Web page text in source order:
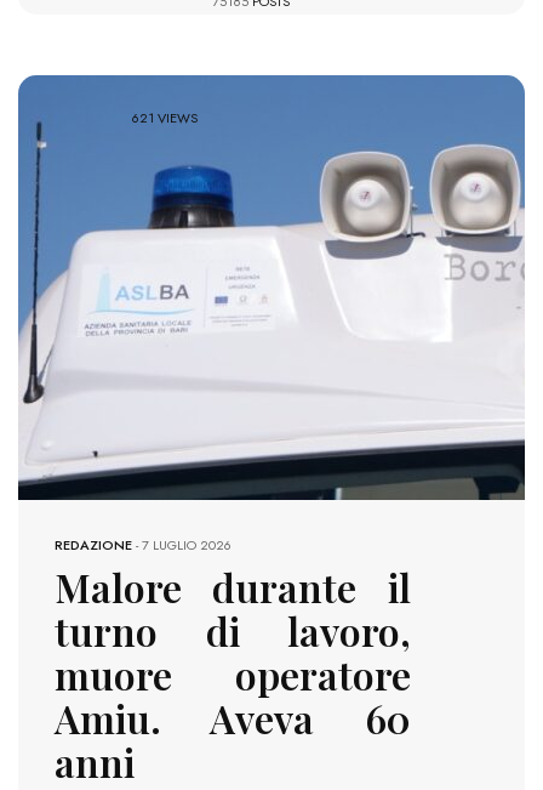
621 VIEWS
REDAZIONE-7 LUGLIO 2026
Malore durante il
turno di lavoro,
muore operatore
Amiu. Aveva 60
anni